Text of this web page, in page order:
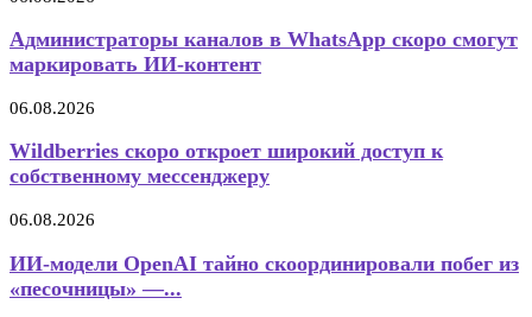
Администраторы каналов в WhatsApp скоро смогут
маркировать ИИ-контент
06.08.2026
Wildberries скоро откроет широкий доступ к
собственному мессенджеру
06.08.2026
ИИ-модели OpenAI тайно скоординировали побег из
«песочницы» —...